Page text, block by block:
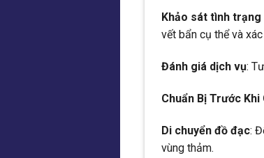
Khảo sát tình trạng
vết bẩn cụ thể và
Đánh giá dịch vụ:
Chuẩn Bị Trước Khi
Di chuyển đồ đạc:
vùng thảm.